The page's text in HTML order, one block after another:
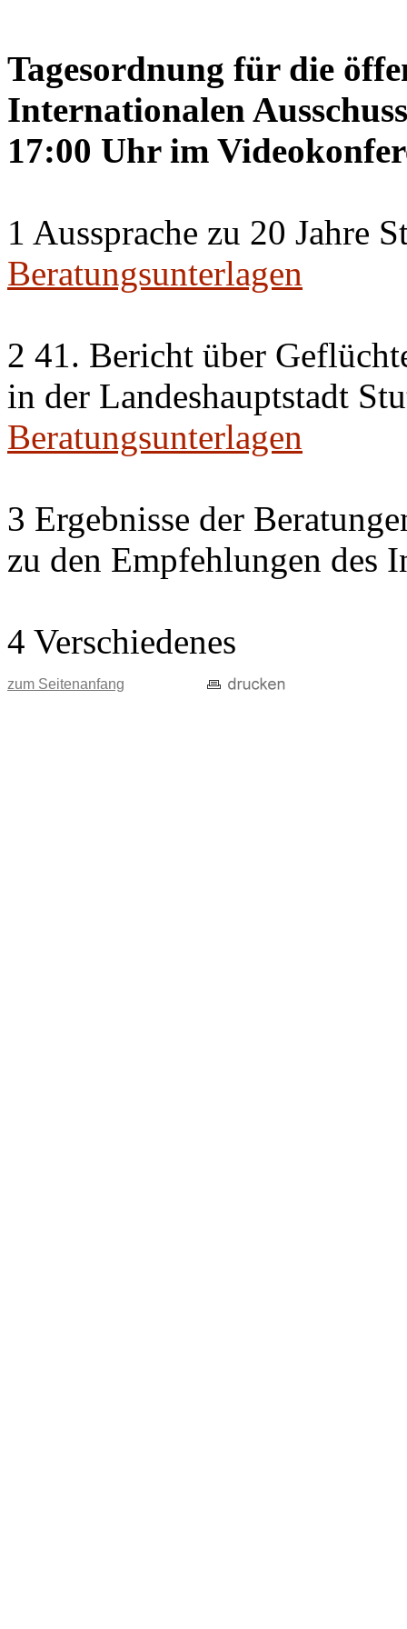
Tagesordnung für die
Internationalen
17:00 Uhr im
1 Aussprache zu 20 Jahre
Beratungsunterlagen
2 41. Bericht über
in der Landeshauptstadt
Beratungsunterlagen
3 Ergebnisse der
zu den Empfehlungen des
4 Verschiedenes
zum Seitenanfang